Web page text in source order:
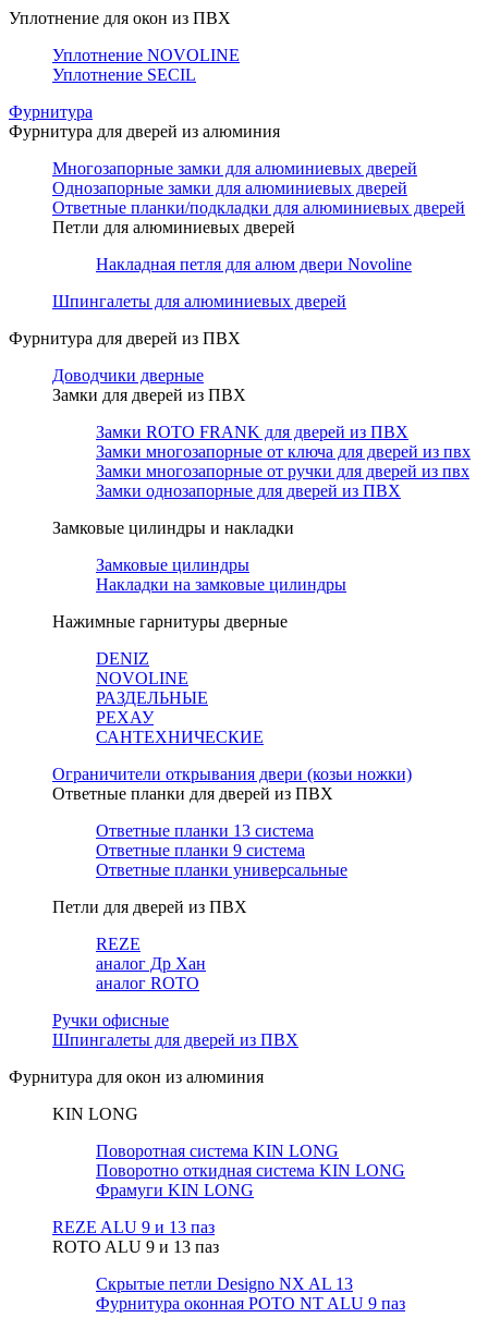
Уплотнение для окон из ПВХ
Уплотнение NOVOLINE
Уплотнение SECIL
Фурнитура
Фурнитура для дверей из алюминия
Многозапорные замки для алюминиевых дверей
Однозапорные замки для алюминиевых дверей
Ответные планки/подкладки для алюминиевых дверей
Петли для алюминиевых дверей
Накладная петля для алюм двери Novoline
Шпингалеты для алюминиевых дверей
Фурнитура для дверей из ПВХ
Доводчики дверные
Замки для дверей из ПВХ
Замки ROTO FRANK для дверей из ПВХ
Замки многозапорные от ключа для дверей из пвх
Замки многозапорные от ручки для дверей из пвх
Замки однозапорные для дверей из ПВХ
Замковые цилиндры и накладки
Замковые цилиндры
Накладки на замковые цилиндры
Нажимные гарнитуры дверные
DENIZ
NOVOLINE
РАЗДЕЛЬНЫЕ
РЕХАУ
САНТЕХНИЧЕСКИЕ
Ограничители открывания двери (козьи ножки)
Ответные планки для дверей из ПВХ
Ответные планки 13 система
Ответные планки 9 система
Ответные планки универсальные
Петли для дверей из ПВХ
REZE
аналог Др Хан
аналог ROTO
Ручки офисные
Шпингалеты для дверей из ПВХ
Фурнитура для окон из алюминия
KIN LONG
Поворотная система KIN LONG
Поворотно откидная система KIN LONG
Фрамуги KIN LONG
REZE ALU 9 и 13 паз
ROTO ALU 9 и 13 паз
Скрытые петли Designo NX AL 13
Фурнитура оконная РОТО NT ALU 9 паз